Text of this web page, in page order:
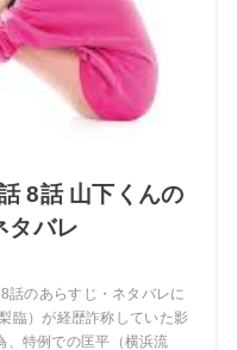
8話 山下くんの
タバレ
話のあらすじ・ネタバレに
臨）が経歴詐称していた影
、特例での匡平（横浜流